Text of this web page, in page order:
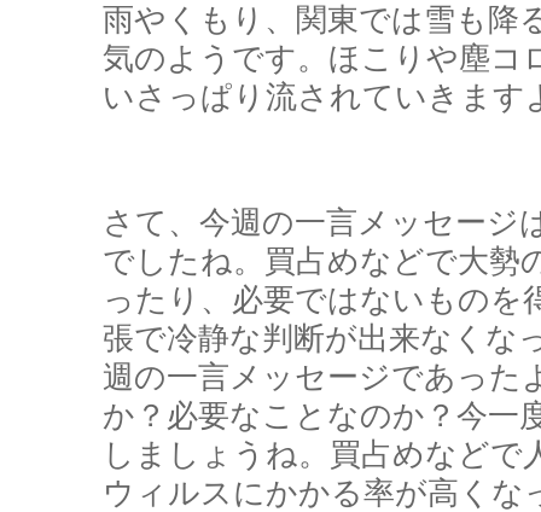
雨やくもり、関東では雪も降
気のようです。ほこりや塵コ
いさっぱり流されていきます
さて、今週の一言メッセージ
でしたね。買占めなどで大勢
ったり、必要ではないものを
張で冷静な判断が出来なくな
週の一言メッセージであった
か？必要なことなのか？今一
しましょうね。買占めなどで
ウィルスにかかる率が高くな